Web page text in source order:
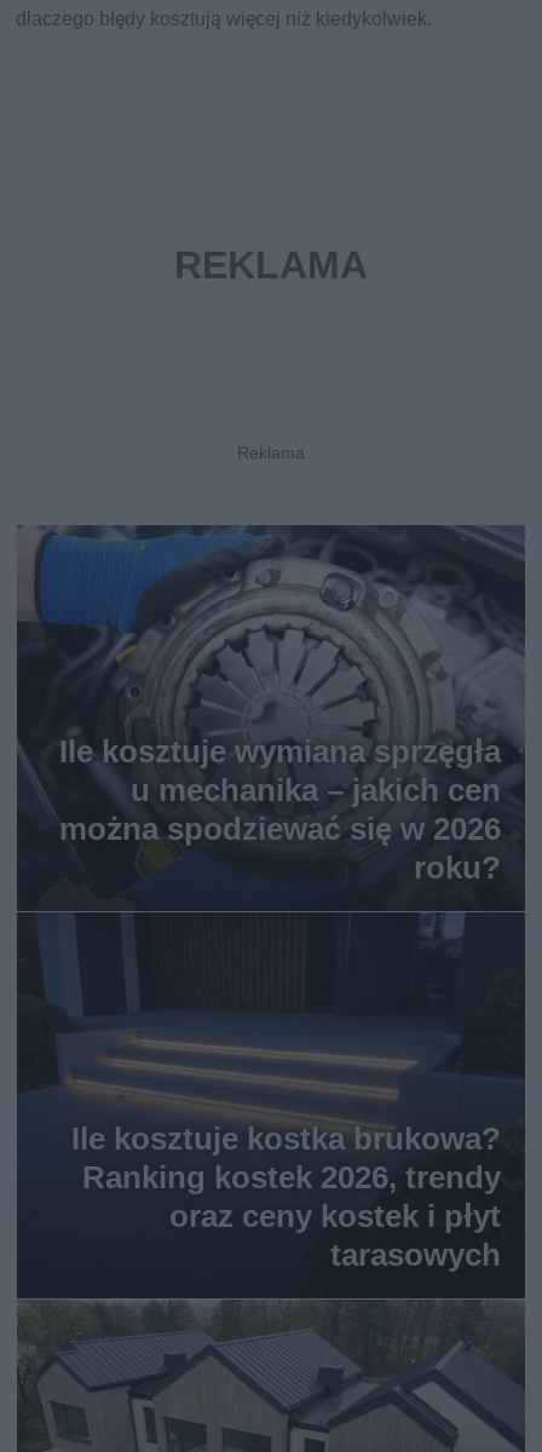
dlaczego błędy kosztują więcej niż kiedykolwiek.
Ile kosztuje wymiana sprzęgła
u mechanika – jakich cen
można spodziewać się w 2026
roku?
Ile kosztuje kostka brukowa?
Ranking kostek 2026, trendy
oraz ceny kostek i płyt
tarasowych